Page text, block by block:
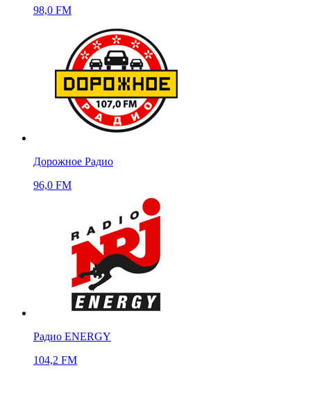
98,0 FM
Дорожное Радио
96,0 FM
Радио ENERGY
104,2 FM